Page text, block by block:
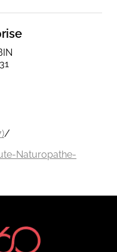
/
Naturopathe-